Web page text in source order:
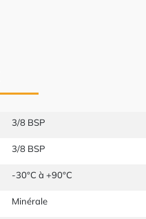
3/8 BSP
3/8 BSP
-30°C à +90°C
Minérale